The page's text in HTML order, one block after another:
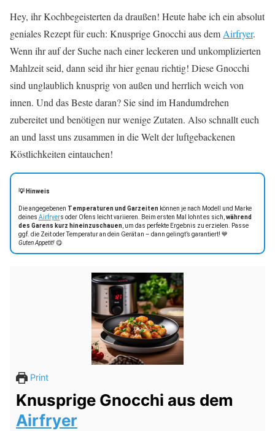
Hey, ihr Kochbegeisterten da draußen! Heute habe ich ein absolut
geniales Rezept für euch: Knusprige Gnocchi aus dem Airfryer.
Wenn ihr auf der Suche nach einer leckeren und unkomplizierten
Mahlzeit seid, dann seid ihr hier genau richtig! Diese Gnocchi
sind unglaublich knusprig von außen und herrlich weich von
innen. Und das Beste daran? Sie sind im Handumdrehen
zubereitet und benötigen nur wenige Zutaten. Also schnallt euch
an und lasst uns zusammen in die Welt der luftgebackenen
Köstlichkeiten eintauchen!
💡 Hinweis
Die angegebenen Temperaturen und Garzeitenkönnen je nach Modell und Marke
deines Airfryers oder Ofens leicht variieren. Beim ersten Mal lohnt es sich, während
des Garens kurz hineinzuschauen, um das perfekte Ergebnis zu erzielen. Passe
ggf. die Zeit oder Temperatur an dein Gerät an – dann gelingt’s garantiert! 💙
Guten Appetit!😋
Print
Knusprige Gnocchi aus dem
Airfryer